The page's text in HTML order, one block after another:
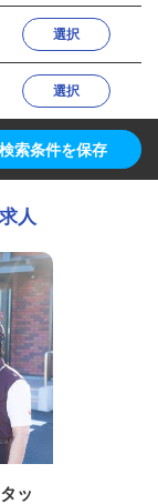
選択
選択
検索条件を保存
人
ッ